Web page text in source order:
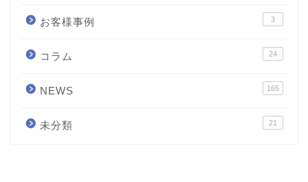
お客様事例 3
コラム 24
NEWS 165
未分類 21